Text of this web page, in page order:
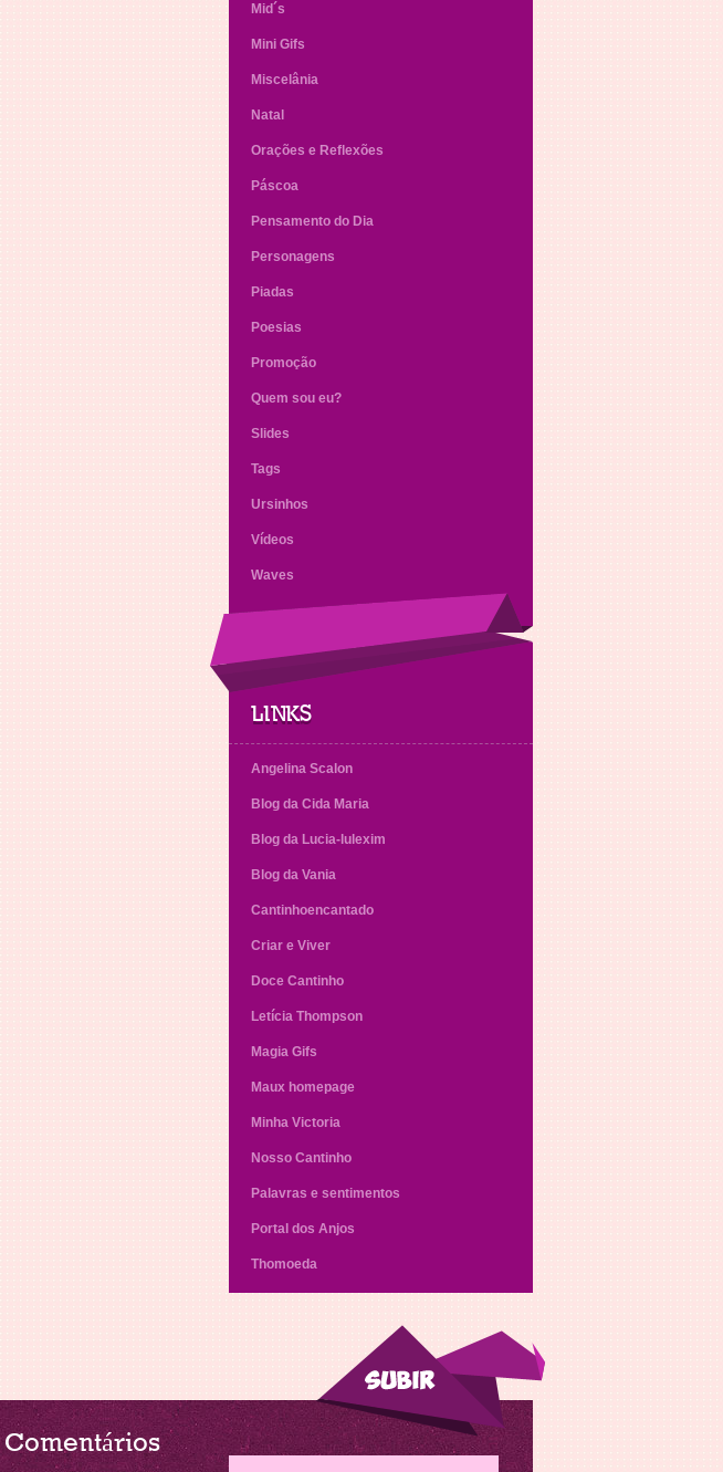
Mid´s
Mini Gifs
Miscelânia
Natal
Orações e Reflexões
Páscoa
Pensamento do Dia
Personagens
Piadas
Poesias
Promoção
Quem sou eu?
Slides
Tags
Ursinhos
Vídeos
Waves
LINKS
Angelina Scalon
Blog da Cida Maria
Blog da Lucia-lulexim
Blog da Vania
Cantinhoencantado
Criar e Viver
Doce Cantinho
Letícia Thompson
Magia Gifs
Maux homepage
Minha Victoria
Nosso Cantinho
Palavras e sentimentos
Portal dos Anjos
Thomoeda
Comentários